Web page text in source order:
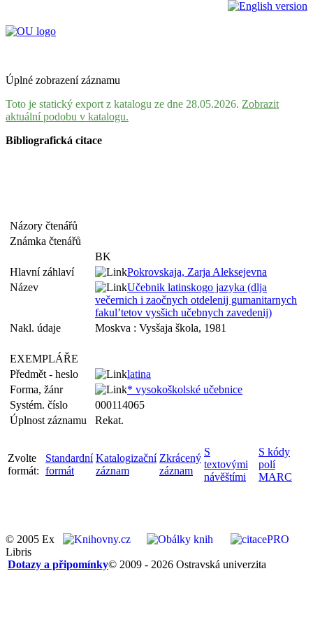
Úplné zobrazení záznamu
Toto je statický export z katalogu ze dne 28.05.2026. Zobrazit
aktuální podobu v katalogu.
Bibliografická citace
Názory čtenářů
Známka čtenářů
BK
Hlavní záhlaví
Pokrovskaja, Zarja Aleksejevna
Název
Učebnik latinskogo jazyka (dlja
večernich i zaočnych otdelenij gumanitarnych
fakul’tetov vysšich učebnych zavedenij)
Nakl. údaje
Moskva : Vysšaja škola, 1981
EXEMPLÁŘE
Předmět - heslo
latina
Forma, žánr
* vysokoškolské učebnice
Systém. číslo
000114065
Úplnost záznamu
Rekat.
Zvolte
formát:
Standardní
formát
Katalogizační
záznam
Zkrácený
záznam
S
textovými
návěštími
S kódy
polí
MARC
© 2005 Ex
Libris
© 2009 - 2026 Ostravská univerzita
Dotazy a připomínky